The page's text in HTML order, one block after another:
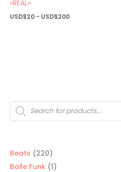
Búsqueda
de
productos
Beats 220220
productos
Baile Funk 11
«REAL»
USD$20 - USD$200Rango